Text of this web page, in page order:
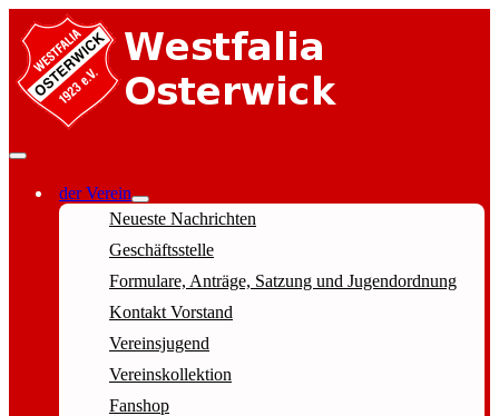
der Verein
Neueste Nachrichten
Geschäftsstelle
Formulare, Anträge, Satzung und Jugendordnung
Kontakt Vorstand
Vereinsjugend
Vereinskollektion
Fanshop